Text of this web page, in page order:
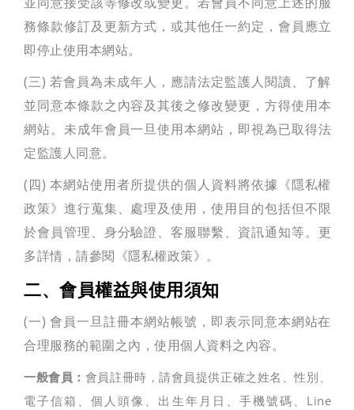
務條款修訂及更新方式，或其他任一約定，會員應立
即停止使用本網站。
(三) 若會員為未成年人，應請法定監護人閱讀、了解
並同意本條款之內容及其後之修改變更，方得使用本
網站。未成年會員一旦使用本網站，即視為已取得法
定監護人同意。
(四) 本網站使用者所提供的個人資料將依據《隱私權
政策》進行蒐集、處理及使用，使用目的包括但不限
於會員管理、身分驗證、客服聯繫、資訊通知等。更
多詳情，請參閱《隱私權政策》。
二、會員權益與使用須知
(一) 會員一旦註冊本網站帳號，即表示同意本網站在
合理服務的範圍之內，使用個人資料之內容。
一般會員： 會員註冊時，請會員提供正確之姓名、性別、
電子信箱、個人頭像、出生年月日、手機號碼、Line